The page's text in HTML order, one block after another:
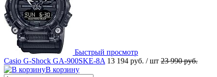
Быстрый просмотр
Casio G-Shock GA-900SKE-8A 13 194 руб. / шт 23 990 руб.
В корзину